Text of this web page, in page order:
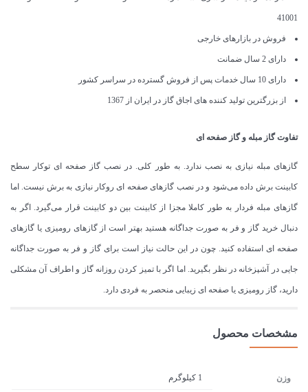
41001
فروش در بازارهای خارجی
دارای 2 سال ضمانت
دارای 10 سال خدمات پس از فروش گسترده در سراسر کشور
از بزرگترین تولید کننده های اجاق گاز در ایران از 1367
تفاوت گاز مبله و گاز صفحه ای
گازهای مبله نیازی به نصب ندارد. به طور کلی. در نصب گاز صفحه ای توکار سطح
کابینت برش داده می‌شود و در نصب گازهای صفحه ای روکار نیازی به برش نیست. اما
گازهای مبله فردار به طور کاملا مجزا از کابینت بین دو کابینت قرار می‌گیرد. اگر به
دنبال خرید گاز و فر به صورت جداگانه هستید بهتر است از گازهای رومیزی یا گازهای
صفحه ای استفاده کنید. چون در این حالت نیاز است برای گاز و فر به صورت جداگانه
جایی در آشپزخانه در نظر بگیرید. اما اگر با تمیز کردن روزانه گاز و اطراف آن مشکلی
دارید، گاز رومیزی یا صفحه ای زیبایی منحصر به فردی دارد.
مشخصات محصول
وزن 1 کیلوگرم